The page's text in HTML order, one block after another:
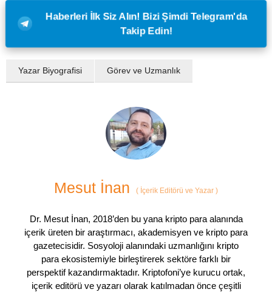
Haberleri İlk Siz Alın! Bizi Şimdi Telegram'da
Takip Edin!
Yazar Biyografisi Görev ve Uzmanlık
Mesut İnan ( İçerik Editörü ve Yazar )
Dr. Mesut İnan, 2018’den bu yana kripto para alanında
içerik üreten bir araştırmacı, akademisyen ve kripto para
gazetecisidir. Sosyoloji alanındaki uzmanlığını kripto
para ekosistemiyle birleştirerek sektöre farklı bir
perspektif kazandırmaktadır. Kriptofoni’ye kurucu ortak,
içerik editörü ve yazarı olarak katılmadan önce çeşitli